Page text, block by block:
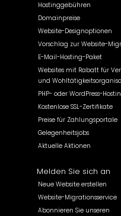
Hostinggebühren
Domainpreise
Website-Designoptionen
Vorschlag zur Website-
E-Mail-Hosting-Paket
Websites mit Rabatt für
und
PHP- oder WordPress-
Kostenlose SSL-Zertifikate
Preise für Zahlungsportale
Gelegenheitsjobs
Aktuelle Aktionen
Melden Sie sich an
Neue Website erstellen
Website-Migrationsservice
Abonnieren Sie unseren